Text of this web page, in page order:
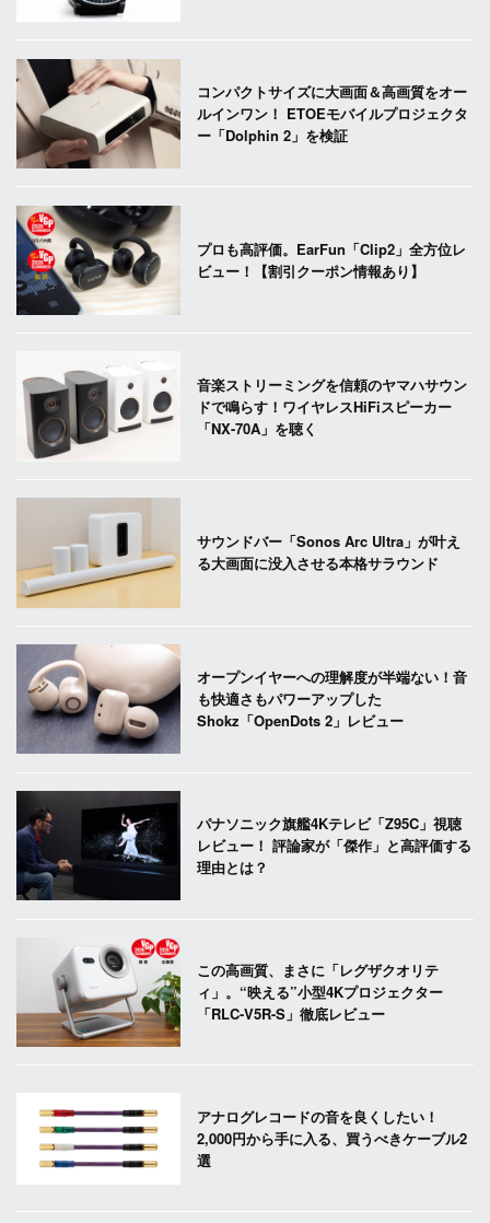
コンパクトサイズに大画面＆高画質をオー
ルインワン！ ETOEモバイルプロジェクタ
ー「Dolphin 2」を検証
プロも高評価。EarFun「Clip2」全方位レ
ビュー！【割引クーポン情報あり】
音楽ストリーミングを信頼のヤマハサウン
ドで鳴らす！ワイヤレスHiFiスピーカー
「NX-70A」を聴く
サウンドバー「Sonos Arc Ultra」が叶え
る大画面に没入させる本格サラウンド
オープンイヤーへの理解度が半端ない！音
も快適さもパワーアップした
Shokz「OpenDots 2」レビュー
パナソニック旗艦4Kテレビ「Z95C」視聴
レビュー！ 評論家が「傑作」と高評価する
理由とは？
この高画質、まさに「レグザクオリテ
ィ」。“映える”小型4Kプロジェクター
「RLC-V5R-S」徹底レビュー
アナログレコードの音を良くしたい！
2,000円から手に入る、買うべきケーブル2
選